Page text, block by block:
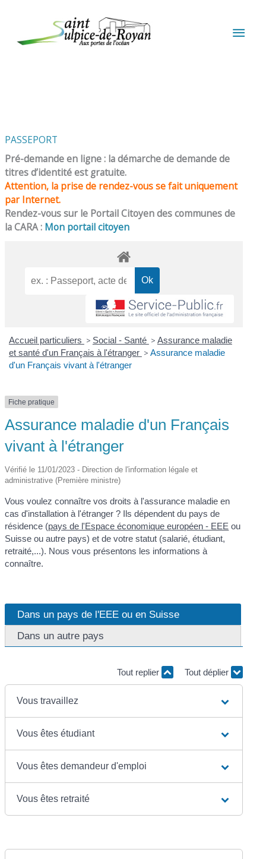
PASSEPORT
Pré-demande en ligne : la démarche de demande de
titres d’identité est gratuite.
Attention, la prise de rendez-vous se fait uniquement
par Internet.
Rendez-vous sur le Portail Citoyen des communes de
la CARA : Mon portail citoyen
Accueil particuliers > Social - Santé > Assurance maladie
et santé d'un Français à l'étranger > Assurance maladie
d'un Français vivant à l'étranger
Fiche pratique
Assurance maladie d'un Français
vivant à l'étranger
Vérifié le 11/01/2023 - Direction de l'information légale et
administrative (Première ministre)
Vous voulez connaître vos droits à l'assurance maladie en
cas d'installation à l'étranger ? Ils dépendent du pays de
résidence (pays de l'Espace économique européen - EEE ou
Suisse ou autre pays) et de votre statut (salarié, étudiant,
retraité,...). Nous vous présentons les informations à
connaître.
Dans un pays de l'EEE ou en Suisse
Dans un autre pays
Tout replier Tout déplier
Vous travaillez
Vous êtes étudiant
Vous êtes demandeur d'emploi
Vous êtes retraité